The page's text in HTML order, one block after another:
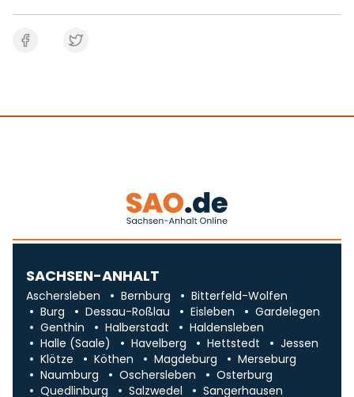
SACHSEN-ANHALT
Aschersleben Bernburg
Bitterfeld-Wolfen
Burg
Dessau-Roßlau Eisleben
Gardelegen
Genthin
Halberstadt
Haldensleben
Halle (Saale)
Havelberg Hettstedt
Jessen
Klötze
Köthen Magdeburg
Merseburg
Naumburg
Oschersleben
Osterburg
Quedlinburg
Salzwedel Sangerhausen